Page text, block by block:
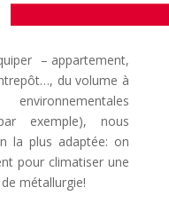
– appartement,
du volume à
exemple), nous
la plus adaptée: on
pour climatiser une
métallurgie!